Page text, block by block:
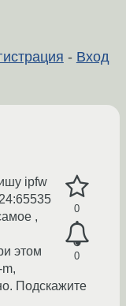
- Вход
0
0
ipfw
,
этом
Подскажите